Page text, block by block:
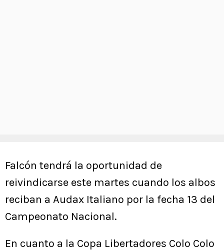
Falcón tendrá la oportunidad de
reivindicarse este martes cuando los albos
reciban a Audax Italiano por la fecha 13 del
Campeonato Nacional.
En cuanto a la Copa Libertadores Colo Colo